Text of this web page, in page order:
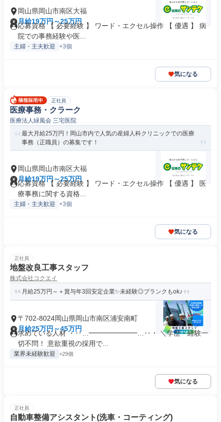
岡山県岡山市南区大福
月給19万円～25万円
応募資格 【 必要経験 】 ワード・エクセル操作 【 優遇 】 病
院での事務経験や医...
主婦・主夫歓迎 +3個
気になる
正社員
医療事務・クラーク
医療法人緑風会 三宅医院
最大月給25万円！岡山市内で人気の産婦人科クリニックでの医療
事務（正職員）の募集です！
岡山県岡山市南区大福
月給19万円～25万円
応募資格 【 必要経験 】 ワード・エクセル操作 【 優遇 】 医
療事務に関する資格...
主婦・主夫歓迎 +3個
気になる
正社員
地盤改良工事スタッフ
株式会社コクエイ
月給25万円～＋賞与年3回安定企業✨未経験◎ブランクもok♪
〒702-8024岡山県岡山市南区浦安南町
月給25万円～45万円
求めている人材 ・‥…━━━━━━━…‥・ ＼学歴・経験一
切不問！ 意欲重視の採用で...
業界未経験歓迎 +29個
気になる
正社員
自動車整備アシスタント(洗車・コーティング)